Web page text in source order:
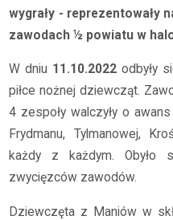
wygrały - reprezentowały
zawodach ½ powiatu w
W dniu 11.10.2022 odbyły
piłce nożnej dziewcząt.
4 zespoły walczyły o
Frydmanu, Tylmanowej,
każdy z każdym. Obyło
zwycięzców zawodów.
Dziewczęta z Maniów w